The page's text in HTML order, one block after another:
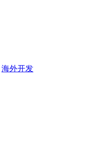
海外开发